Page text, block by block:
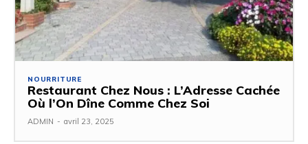
NOURRITURE
Restaurant Chez Nous : L’Adresse Cachée
Où l’On Dîne Comme Chez Soi
ADMIN - avril 23, 2025